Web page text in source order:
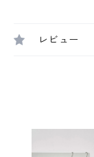
レビュー